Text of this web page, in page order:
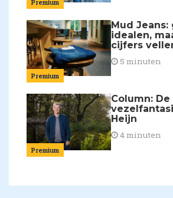
Premium
Premium
Mud Jeans:
idealen,
cijfers
5 minuten
Premium
Column: De
Heijn
4 minuten